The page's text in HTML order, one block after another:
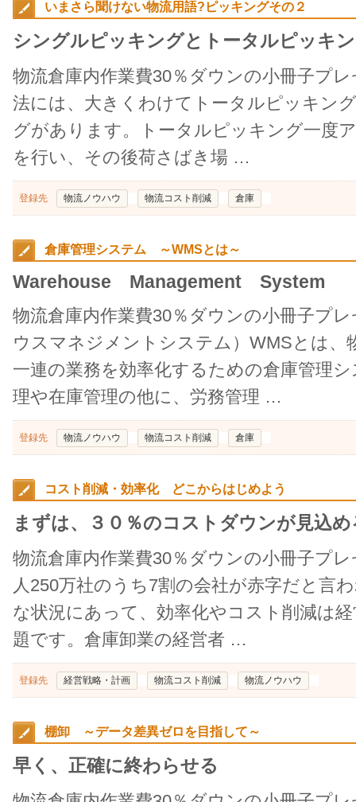
いまさら聞けない物流用語?ピッキングその２
シングルピッキングとトータルピッキ
物流倉庫内作業費30％ダウンの小冊子プ
法には、大きくわけてトータルピッキン
グがあります。トータルピッキング一度
を行い、その後荷さばき場 …
登録先 物流ノウハウ 物流コスト削減 倉庫
倉庫管理システム ～WMSとは～
Warehouse Management System
物流倉庫内作業費30％ダウンの小冊子プ
ウスマネジメントシステム）WMSとは、
一連の業務を効率化するための倉庫管理
理や在庫管理の他に、労務管理 …
登録先 物流ノウハウ 物流コスト削減 倉庫
コスト削減・効率化 どこからはじめよう
まずは、３０％のコストダウンが見込
物流倉庫内作業費30％ダウンの小冊子プ
人250万社のうち7割の会社が赤字だと言
な状況にあって、効率化やコスト削減は
題です。倉庫卸業の経営者 …
登録先 経営戦略・計画 物流コスト削減 物流ノウハウ
棚卸 ～データ差異ゼロを目指して～
早く、正確に終わらせる